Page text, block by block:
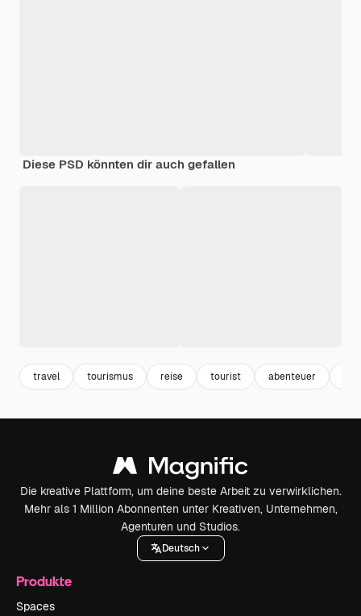
Diese PSD könnten dir auch gefallen
travel tourismus reise tourist abenteuer
Die kreative Plattform, um deine beste Arbeit zu verwirklichen.
Mehr als 1 Million Abonnenten unter Kreativen, Unternehmen,
Agenturen und Studios.
Deutsch
Produkte
Spaces